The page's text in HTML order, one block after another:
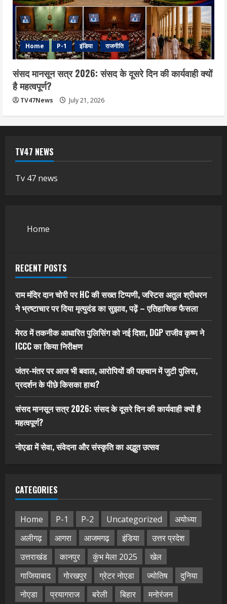
Home P-1 इंडिया राजनीति
संसद मानसून सत्र 2026: संसद के दूसरे दिन की कार्यवाही क्यों
है महत्वपूर्ण?
TV47News July 21, 2026
TV47 NEWS
Tv 47 news
Home
RECENT POSTS
राम मंदिर दान चोरी पर HC की सख्त टिप्पणी, जस्टिस अतुल श्रीधरन
ने भ्रष्टाचार पर द‍िया मृत्युदंड का सुझाव, पढ़ें – एत‍िहास‍िक फैसला
मेरठ में तकनीक आधारित पुलिसिंग को नई दिशा, DGP राजीव कृष्ण ने
ICCC का किया निरीक्षण
जंतर-मंतर पर आज भी बवाल, आरोपियों की पहचान में जुटी पुलिस,
प्रदर्शन के पीछे किसका हाथ?
संसद मानसून सत्र 2026: संसद के दूसरे दिन की कार्यवाही क्यों है
महत्वपूर्ण?
नोएडा में सेवा, संवेदना और संस्कृति का अद्भुत उत्सव
CATEGORIES
Home P-1 P-2 Uncategorized
अयोध्या
अलीगढ़
आगरा आजमगढ़ इंडिया
उत्तर प्रदेश
उत्तराखंड
कानपुर कुंभ मेला 2025
खेल
गाजियाबाद
गोरखपुर ग्रेटर नोएडा ज्योतिष
दुनिया
नोएडा
प्रयागराज बरेली बिहार मनोरंजन